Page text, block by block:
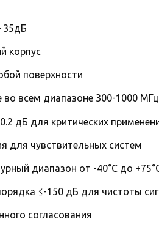
35дБ
корпус
поверхности
во всем диапазоне 300-1000 МГц
дБ для критических
для чувствительных систем
диапазон от -40°C до
≤-150 дБ для чистоты
согласования